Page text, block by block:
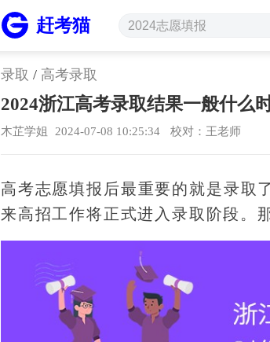
赶考猫
录取 / 高考录取
2024浙江高考录取结果一般什么
木芷学姐 2024-07-08 10:25:34 校对：王老师
高考志愿填报后最重要的就是录取
来高招工作将正式进入录取阶段。